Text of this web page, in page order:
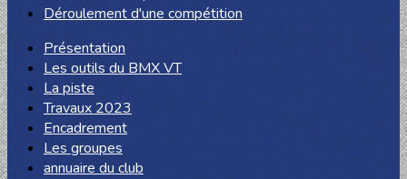
Déroulement d'une compétition
Présentation
Les outils du BMX VT
La piste
Travaux 2023
Encadrement
Les groupes
annuaire du club